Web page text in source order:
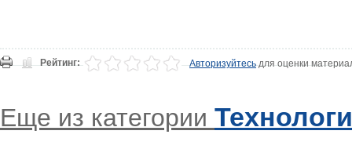
Рейтинг: Авторизуйтесьдля оценки
Еще из категории